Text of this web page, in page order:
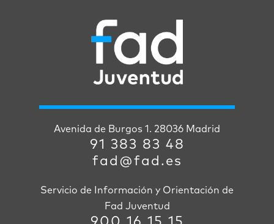
Avenida de Burgos 1. 28036 Madrid
91 383 83 48
fad@fad.es
Servicio de Información y Orientación de
Fad Juventud